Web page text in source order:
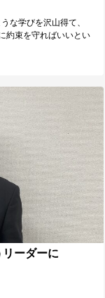
な学びを沢山得て、
約束を守ればいいとい
である。” 非常に大切
とが出来ると思いま
んとまたお会いでき
います。
ーダーに